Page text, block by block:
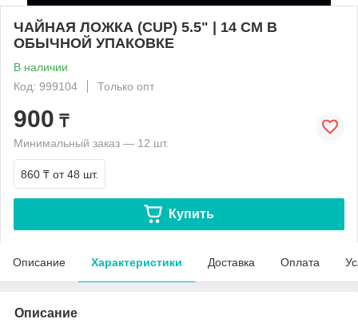
ЧАЙНАЯ ЛОЖКА (CUP) 5.5" | 14 CM В
ОБЫЧНОЙ УПАКОВКЕ
В наличии
Код: 999104
Только опт
900 ₸
Минимальный заказ — 12 шт.
860 ₸ от 48 шт.
Купить
Описание Характеристики Доставка Оплата
Описание